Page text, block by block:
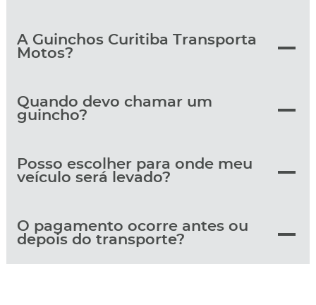
A Guinchos Curitiba Transporta
Motos?
Quando devo chamar um
guincho?
Posso escolher para onde meu
veículo será levado?
O pagamento ocorre antes ou
depois do transporte?